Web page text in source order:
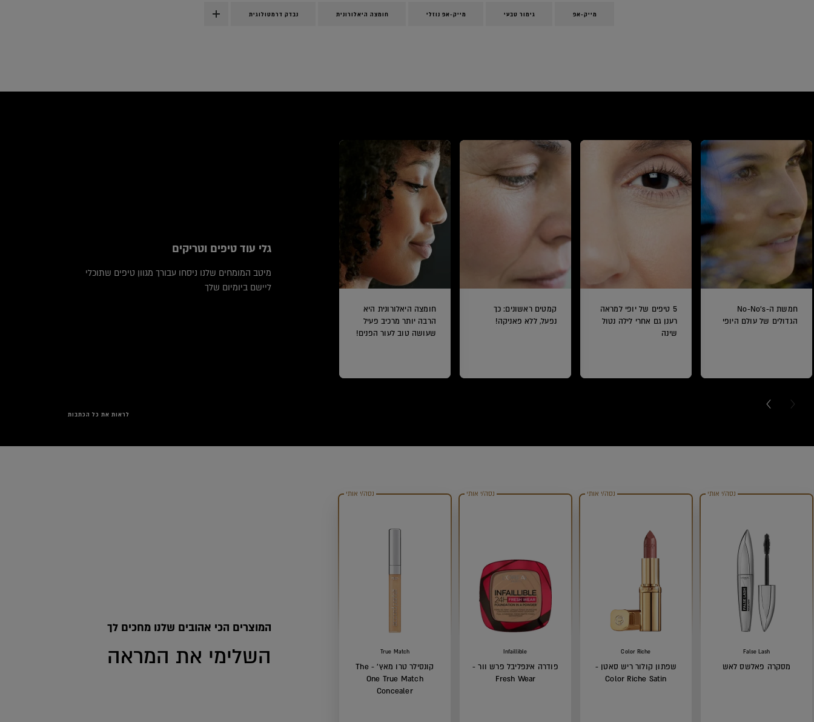
מייק-אפ גימור טבעי מייק-אפ נוזלי חומצה היאלורונית נבדק דרמטולוגית
גלי עוד טיפים וטריקים
מיטב המומחים שלנו ניסחו עבורך מגוון טיפים שתוכלי
ליישם ביומיום שלך
חמשת ה-No-No's
הגדולים של עולם היופי
5 טיפים של יופי למראה
רענן גם אחרי לילה נטול
שינה
קמטים ראשונים: כך
נפעל, ללא פאניקה!
חומצה היאלורונית היא
הרבה יותר מרכיב פעיל
שעושה טוב לעור הפנים!
NEXT
לראות את כל הכתבות
השלימי את המראה
המוצרים הכי אהובים שלנו מחכים לך
נסה/י אותי
False Lash
מסקרה פאלשס לאש
נסה/י אותי
Color Riche
שפתון קולור ריש סאטן -
Color Riche Satin
נסה/י אותי
Infaillible
פודרה אינפליבל פרש וור -
Fresh Wear
נסה/י אותי
True Match
קונסילר טרו מאץ' - The
One True Match
Concealer